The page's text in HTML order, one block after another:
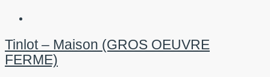
Tinlot – Maison (GROS OEUVRE
FERME)